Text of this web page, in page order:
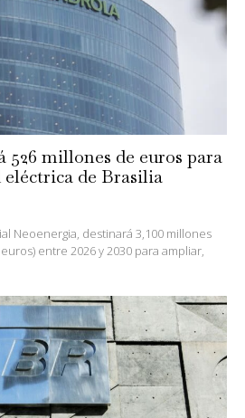
millones de euros para
de Brasilia
Neoenergia, destinará 3,100 millones
entre 2026 y 2030 para ampliar,